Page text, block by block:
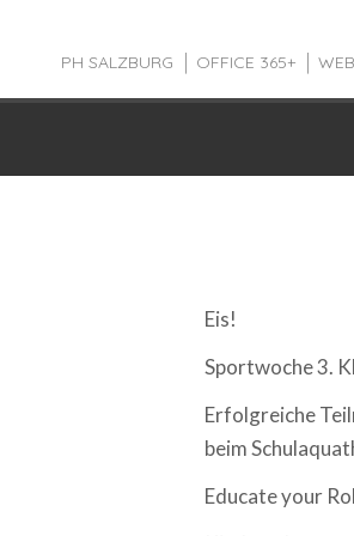
PH SALZBURG OFFICE 365+
Eis!
Sportwoche 3.
Erfolgreiche
beim
Educate your